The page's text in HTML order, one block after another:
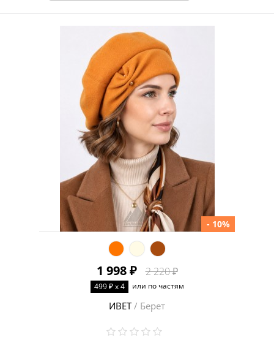
Бейсболка
Шляпа
Бандана
Берет
Капор
Капюшон
Гарнитур
Панама
Палантин
Воротник
Жилет
Муфта
Обувь
Чехол
Игрушки и
сувениры
Варежки
Наушники
Косынка
Балаклава
1 998 ₽ 2 220 ₽
- 10%
499 ₽ x 4 или по частям
ИВЕТ/ Берет